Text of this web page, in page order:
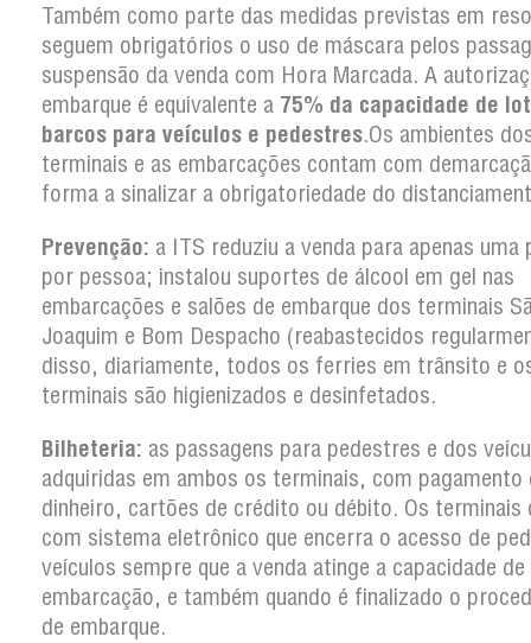
Também como parte das medidas previstas em
seguem obrigatórios o uso de máscara pelos
suspensão da venda com Hora Marcada. A
embarque é equivalente a 75% da capacidade de
barcos para veículos e pedestres.Os ambientes
terminais e as embarcações contam com
forma a sinalizar a obrigatoriedade do
Prevenção: a ITS reduziu a venda para apenas uma
por pessoa; instalou suportes de álcool em gel nas
embarcações e salões de embarque dos terminais
Joaquim e Bom Despacho (reabastecidos
disso, diariamente, todos os ferries em trânsito e
terminais são higienizados e desinfetados.
Bilheteria: as passagens para pedestres e dos
adquiridas em ambos os terminais, com pagamento
dinheiro, cartões de crédito ou débito. Os terminais
com sistema eletrônico que encerra o acesso de
veículos sempre que a venda atinge a capacidade de
embarcação, e também quando é finalizado o
de embarque.